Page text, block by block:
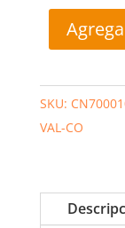
SKU:
VAL-CO